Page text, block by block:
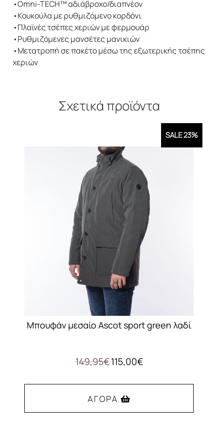
μαύρο-
πράσινο
Ανδρικό
ποσότητα
•Omni-TECH™ αδιάβροχο/διαπνέον
•Κουκούλα με ρυθμιζόμενο κορδόνι
•Πλαϊνές τσέπες χεριών με φερμουάρ
•Ρυθμιζόμενες μανσέτες μανικιών
•Μετατροπή σε πακέτο μέσω της εξωτερικής τσέπης
χεριών
Σχετικά προϊόντα
SALE 23%
Μπουφάν μεσαίο Ascot sport green λαδί
149,95€ Original
was:
149,95€.
115,00€Η
τιμή
ΑΓΟΡΆ